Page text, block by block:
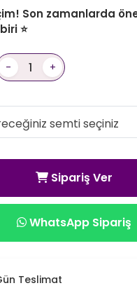
Son zamanlarda
⭐
- +
Sipariş Ver
WhatsApp Sipariş
Teslimat